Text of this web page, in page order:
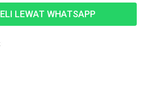
LEWAT WHATSAPP